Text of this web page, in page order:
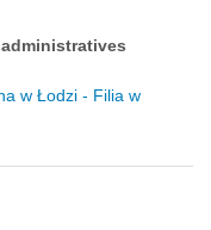
w Łodzi - Filia w